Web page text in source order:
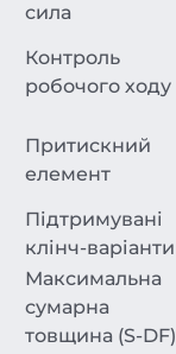
сила
Контроль
робочого ходу
Притискний
елемент
Підтримувані
клінч-варіанти
Максимальна
сумарна
товщина (S-DF)